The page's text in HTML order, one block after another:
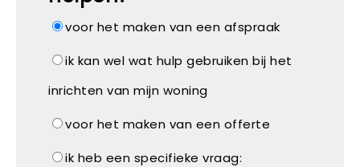
voor het maken van een afspraak
ik kan wel wat hulp gebruiken bij het
inrichten van mijn woning
voor het maken van een offerte
ik heb een specifieke vraag: